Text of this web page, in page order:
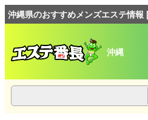
沖縄県のおすすめメンズエステ情報
沖縄